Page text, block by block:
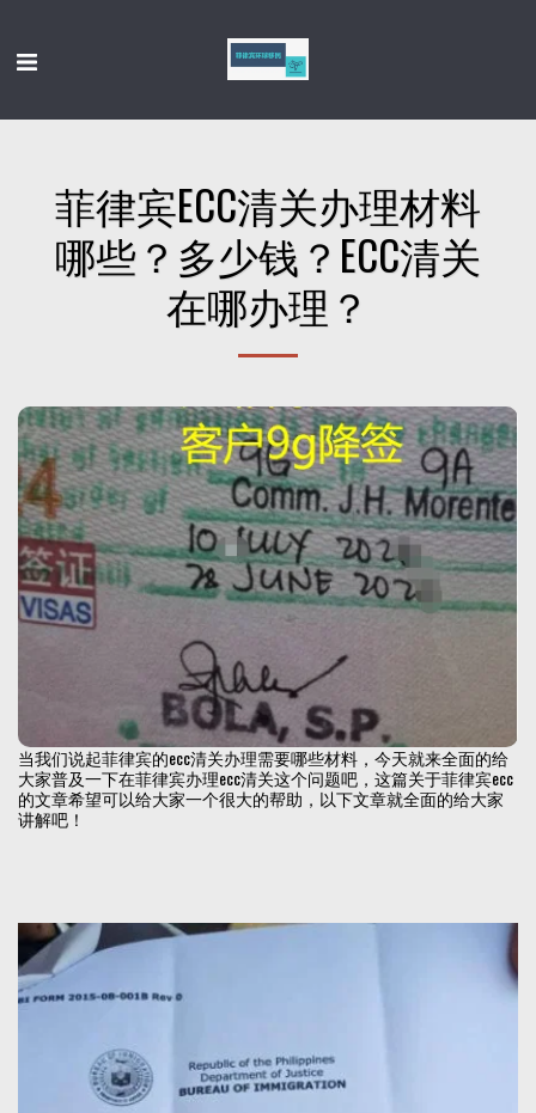
菲律宾ECC清关办理材料
哪些？多少钱？ECC清关
在哪办理？
当我们说起菲律宾的ecc清关办理需要哪些材料，今天就来全面的给
大家普及一下在菲律宾办理ecc清关这个问题吧，这篇关于菲律宾ecc
的文章希望可以给大家一个很大的帮助，以下文章就全面的给大家
讲解吧！